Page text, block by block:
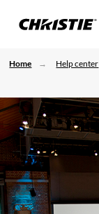
Home Help center